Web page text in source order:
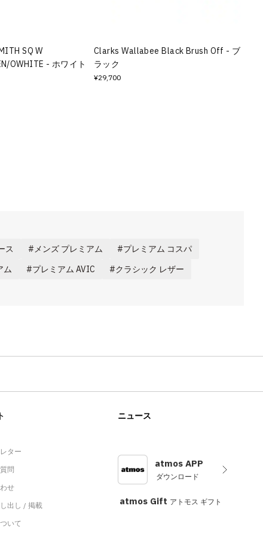
SQ W
OWHITE - ホワイト
Clarks Wallabee Black Brush Off - ブ
ラック
¥29,700
ス メンズ プレミアム
プレミアム コスパ
ム プレミアム AVIC
クラシック レザー
ター
問
せ
出し / 掲載
いて
ニュース
atmos APP
ダウンロード
atmos Gift アトモス ギフト